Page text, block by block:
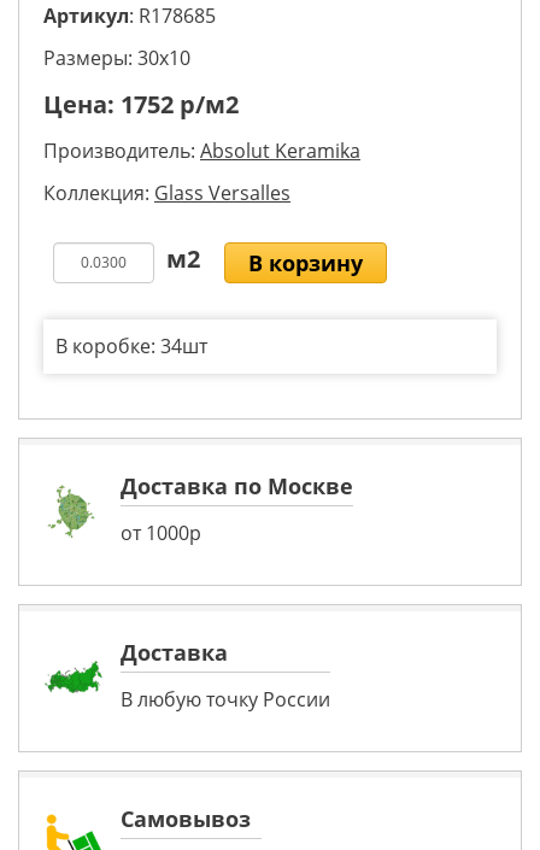
Артикул: R178685
Размеры: 30х10
Цена: 1752 р/м2
Производитель: Absolut Keramika
Коллекция: Glass Versalles
В корзину
В коробке: 34шт
Доставка по Москве
от 1000р
Доставка
В любую точку России
Самовывоз